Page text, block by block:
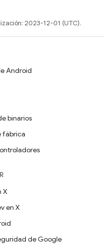
2023-12-01 (UTC).
Android
binarios
fábrica
X
en X
de Google